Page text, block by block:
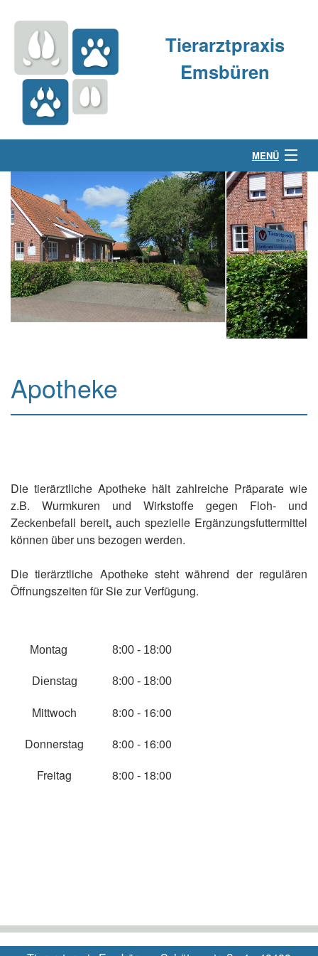
Tierarztpraxis
Emsbüren
MENÜ
Über uns
Kleintierpraxis
Großtierpraxis
Kontakt & Anfahrt
Apotheke
Die tierärztliche Apotheke hält zahlreiche Präparate wie
z.B. Wurmkuren und Wirkstoffe gegen Floh- und
Zeckenbefall bereit, auch spezielle Ergänzungsfuttermittel
können über uns bezogen werden.
Die tierärztliche Apotheke steht während der regulären
Öffnungszeiten für Sie zur Verfügung.
Montag 8:00 - 18:00
Dienstag 8:00 - 18:00
Mittwoch
8:00 - 16:00
Donnerstag
8:00 - 16:00
Freitag
8:00 - 18:00